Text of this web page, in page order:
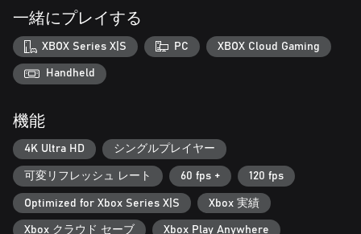
女は戦いの果てに何を見るのでしょうか…。
一緒にプレイする
XBOX Series X|S PC XBOX Cloud Gaming
Handheld
機能
4K Ultra HD シングルプレイヤー
可変リフレッシュ レート 60 fps + 120 fps
Optimized for Xbox Series X|S Xbox 実績
Xbox クラウド セーブ Xbox Play Anywhere